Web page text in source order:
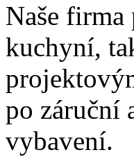
Naše
kuchyní,
po záruční
vybavení.